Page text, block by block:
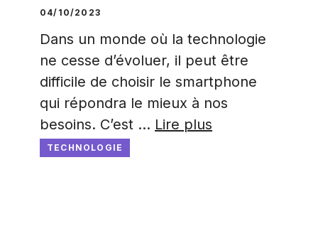
04/10/2023
Dans un monde où la technologie
ne cesse d’évoluer, il peut être
difficile de choisir le smartphone
qui répondra le mieux à nos
besoins. C’est … Lire plus
TECHNOLOGIE